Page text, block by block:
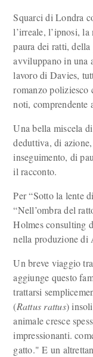
Squarci di Londra
l’irreale, l’ipnosi, la
paura dei ratti,
avviluppano in una
lavoro di Davies,
romanzo poliziesco
noti, comprendente
Una bella miscela
deduttiva, di
inseguimento, di
il racconto.
Per “Sotto la lente
“Nell’ombra del
Holmes consulting
nella produzione di
Un breve viaggio
aggiunge questo
trattarsi
(Rattus rattus)
animale cresce
impressionanti.
gatto." E un